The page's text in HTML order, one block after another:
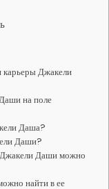
карьеры Джакели
на поле
Даша?
Даши?
Даши можно
найти в ее